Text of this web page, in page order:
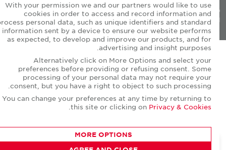
© Copyright Cushman & Wakefield Core 2026.
All Rights Reserved.
With your permission we and our partners would like to use
cookies in order to access and record information and
process personal data, such as unique identifiers and standard
information sent by a device to ensure our website performs
as expected, to develop and improve our products, and for
advertising and insight purposes.
Alternatively click on More Options and select your
preferences before providing or refusing consent. Some
processing of your personal data may not require your
consent, but you have a right to object to such processing.
You can change your preferences at any time by returning to
this site or clicking onPrivacy & Cookies
.
MORE OPTIONS